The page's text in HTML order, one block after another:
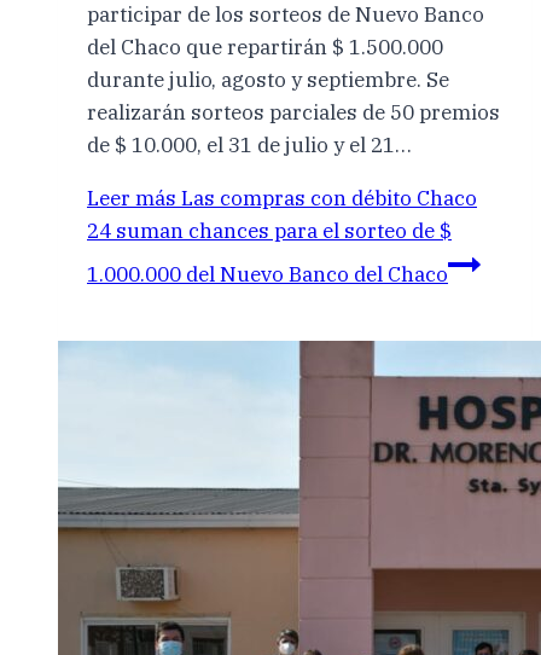
participar de los sorteos de Nuevo Banco
del Chaco que repartirán $ 1.500.000
durante julio, agosto y septiembre. Se
realizarán sorteos parciales de 50 premios
de $ 10.000, el 31 de julio y el 21…
Leer más Las compras con débito Chaco
24 suman chances para el sorteo de $
1.000.000 del Nuevo Banco del Chaco